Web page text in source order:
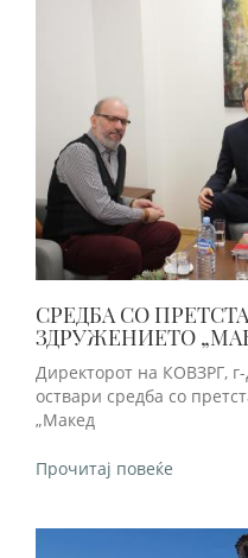
СРЕДБА СО
ЗДРУЖЕНИЕТО
Директорот на КОВЗРГ,
оствари средба со
„Макед
Прочитај повеќе